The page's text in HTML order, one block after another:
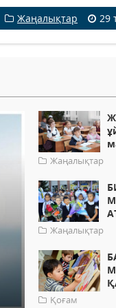
Жаңалықтар 29
Жаңалықтар
Жаңалықтар
Қоғам